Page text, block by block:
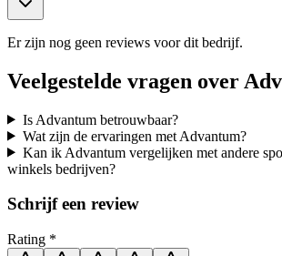
Er zijn nog geen reviews voor dit bedrijf.
Veelgestelde vragen over
Is Advantum betrouwbaar?
Wat zijn de ervaringen met Advantum?
Kan ik Advantum vergelijken met andere
winkels bedrijven?
Schrijf een review
Rating *